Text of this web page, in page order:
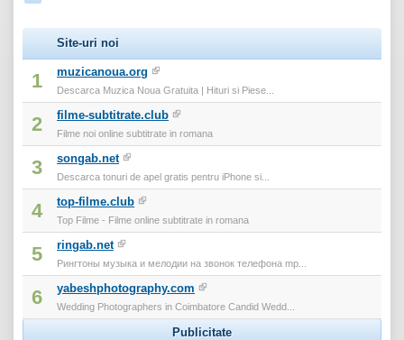
Site-uri noi
1 muzicanoua.org
Descarca Muzica Noua Gratuita | Hituri si Piese...
2 filme-subtitrate.club
Filme noi online subtitrate in romana
3 songab.net
Descarca tonuri de apel gratis pentru iPhone si...
4 top-filme.club
Top Filme - Filme online subtitrate in romana
5 ringab.net
Рингтоны музыка и мелодии на звонок телефона mp...
6 yabeshphotography.com
Wedding Photographers in Coimbatore Candid Wedd...
Publicitate